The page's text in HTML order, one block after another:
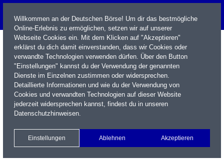
Name / WKN / ISIN / Kürzel
Xetra Realtime
Watchlist Portfolio Login
Willkommen an der Deutschen Börse! Um dir das bestmögliche
Online-Erlebnis zu ermöglichen, setzen wir auf unserer
Webseite Cookies ein. Mit dem Klicken auf "Akzeptieren"
erklärst du dich damit einverstanden, dass wir Cookies oder
verwandte Technologien verwenden dürfen. Über den Button
"Einstellungen" kannst du der Verwendung der genannten
Dienste im Einzelnen zustimmen oder widersprechen.
Detaillierte Informationen und wie du der Verwendung von
Cookies und verwandten Technologien auf dieser Website
jederzeit widersprechen kannst, findest du in unseren
Datenschutzhinweisen.
Einstellungen Ablehnen Akzeptieren